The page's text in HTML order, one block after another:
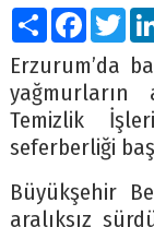
Paylaş
Erzurum’da
yağmurların
Temizlik
seferberliği
Büyükşehir
aralıksız